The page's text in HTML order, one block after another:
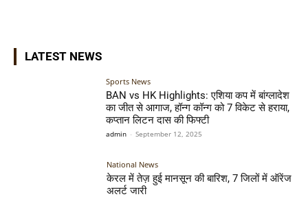
LATEST NEWS
Sports News
BAN vs HK Highlights: एशिया कप में बांग्लादेश
का जीत से आगाज, हॉन्ग कॉन्ग को 7 विकेट से हराया,
कप्तान लिटन दास की फिफ्टी
admin - September 12, 2025
National News
केरल में तेज़ हुई मानसून की बारिश, 7 जिलों में ऑरेंज
अलर्ट जारी